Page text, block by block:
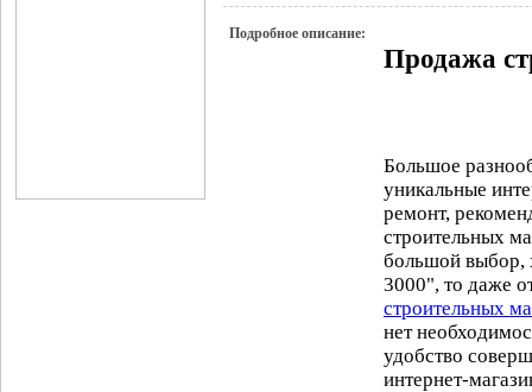
Подробное описание:
Продажа
Большое
уникальные
ремонт,
строительных
большой выбор,
3000", то даже
строительных
нет
удобство
интернет-